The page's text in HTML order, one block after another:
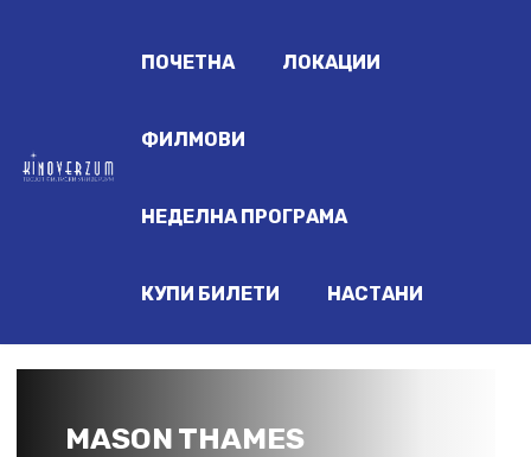
ПОЧЕТНА ЛОКАЦИИ
ФИЛМОВИ
НЕДЕЛНА ПРОГРАМА
КУПИ БИЛЕТИ НАСТАНИ
MASON THAMES